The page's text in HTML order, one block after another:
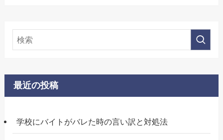
最近の投稿
学校にバイトがバレた時の言い訳と対処法